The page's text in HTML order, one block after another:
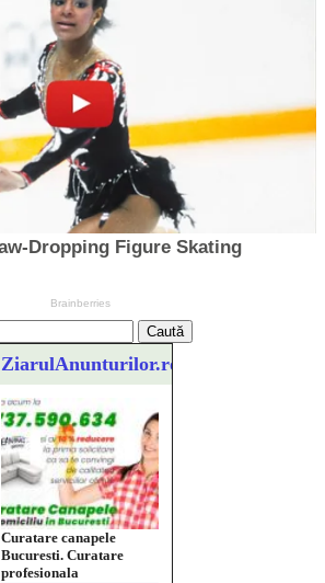
ZiarulAnunturilor.ro
Curatare canapele
Bucuresti. Curatare
profesionala